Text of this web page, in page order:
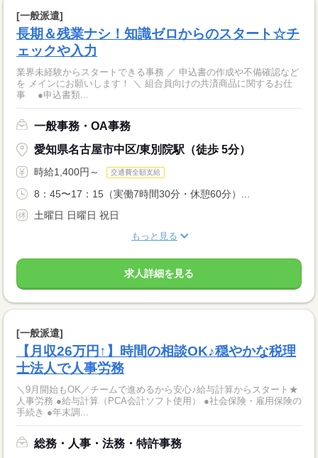
[一般派遣]
長期＆残業ナシ！知識ゼロからのスタート☆チ
ェックや入力
業界未経験からスタートできる事務 ／ 申込書の作成や不備確認など
を メインにお願いします！ ＼ 組合員向けの共済商品に関するお仕
事 ●申込書類...
一般事務・OA事務
愛知県名古屋市中区/東別院駅（徒歩 5分）
時給1,400円～ 交通費全額支給
8：45〜17：15（実働7時間30分・休憩60分）...
土曜日 日曜日 祝日
もっと見る
求人詳細を見る
[一般派遣]
【月収26万円↑】時間の相談OK♪穏やかな税理
士法人で人事労務
＼9月開始もOK／チームで進めるから安心♪給与計算からスタート★
人事労務 ●給与計算（PCA会計ソフト使用） ●社会保険・雇用保険の
手続き ●年末調...
総務・人事・法務・特許事務